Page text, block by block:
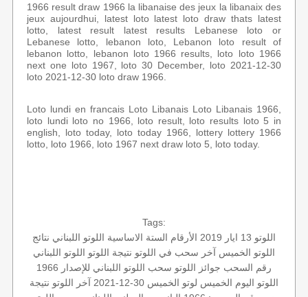
1966 result draw 1966 la libanaise des jeux la libanaix des
jeux aujourdhui, latest loto latest loto draw thats latest
lotto, latest result latest results Lebanese loto or
Lebanese lotto, lebanon loto, Lebanon loto result of
lebanon lotto, lebanon loto 1966 results, loto loto 1966
next one loto 1967, loto 30 December, loto 2021-12-30
loto 2021-12-30 loto draw 1966.
Loto lundi en francais Loto Libanais Loto Libanais 1966,
loto lundi loto no 1966, loto result, loto results loto 5 in
english, loto today, loto today 1966, lottery lottery 1966
lotto, loto 1966, loto 1967 next draw loto 5, loto today.
Tags:
اللوتو 13 ايار 2019
الأرقام الستة الاساسية اللوتو اللبناني نتائج
اللوتو الخميس آخر سحب في اللوتو نتيجة اللوتو اللوتو اللبناني
رقم السحب جوائز اللوتو سحب اللوتو اللبناني للإصدار 1966
اللوتو اليوم الخميس لوتو الخميس 30-12-2021 آخر اللوتو نتيجة